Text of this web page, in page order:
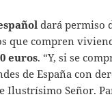
dará permiso
que compren
euros. “Y, si se
de España con
Ilustrísimo Señor.